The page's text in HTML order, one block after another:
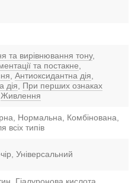
та вирівнювання тону,
та постакне,
, Антиоксидантна дія,
дія, При перших ознаках
Живлення
Нормальна, Комбінована,
всіх типів
Універсальний